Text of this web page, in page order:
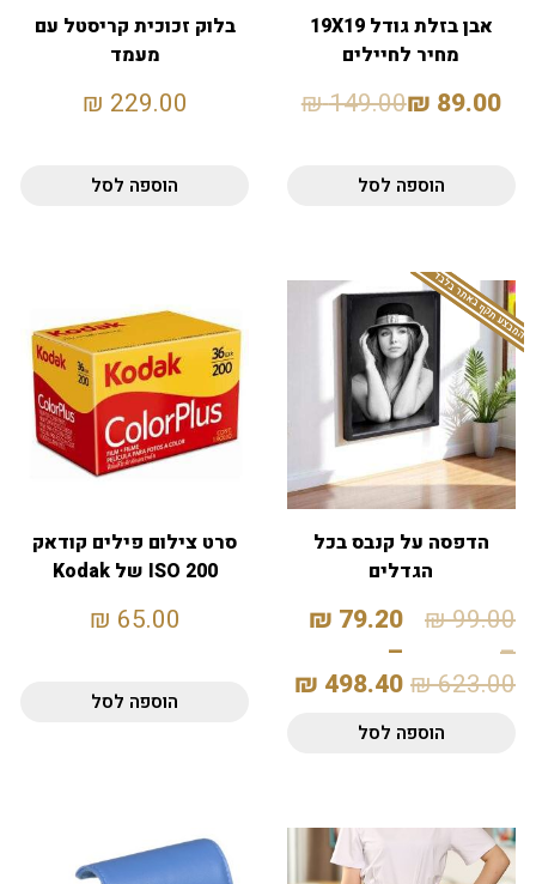
אבן בזלת גודל 19X19
מחיר לחיילים
89.00
₪
149.00
₪
הוספה לסל
בלוק זכוכית קריסטל עם
מעמד
229.00
₪
הוספה לסל
המבצע תקף באתר בלבד
הדפסה על קנבס בכל
הגדלים
99.00
₪
–
623.00
₪
79.20
₪
–
498.40
₪
הוספה לסל
סרט צילום פילים קודאק
200 ISO של Kodak
65.00
₪
הוספה לסל